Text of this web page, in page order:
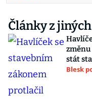
Články z
změnu
stát
Blesk